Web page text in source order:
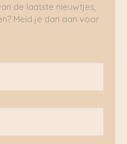
de laatste nieuwtjes,
Meld je dan aan voor